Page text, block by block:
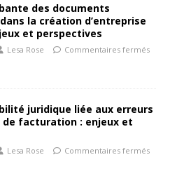
des documents
la création d’entreprise
et perspectives
Lesa Rose Commentaires fermés
juridique liée aux erreurs
de facturation : enjeux et
Lesa Rose Commentaires fermés